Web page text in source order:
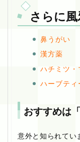
さらに
鼻うがい
漢方薬
ハチミツ・
ハーブティ
おすすめは
意外と知られてい